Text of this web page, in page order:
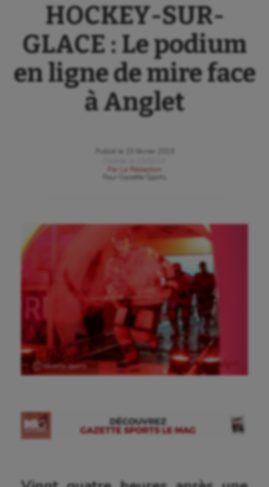
HOCKEY-SUR-
GLACE : Le podium
en ligne de mire face
à Anglet
Publié le
23 février 2019
Par
La Rédaction
Gazette Sports
Ⓒ Gazette Sports